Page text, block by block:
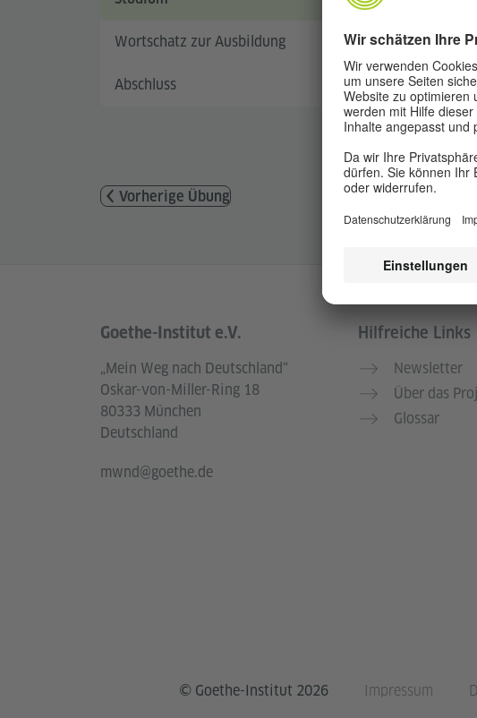
Wortschatz zur Ausbildung
Abschluss
Vorherige Übung
Service- und Informationsbereich
Goethe-Institut e.V.
„Mein Weg nach Deutschland“
Oskar-von-Miller-Ring 18
80333 München
Deutschland
mwnd@goethe.de
Hilfreiche Links
Newsletter
Über das
Glossar
© Goethe-Institut 2026 Impressum